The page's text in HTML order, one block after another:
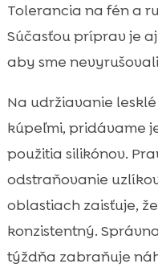
Tolerancia na fén a
Súčasťou príprav je
aby sme
Na udržiavanie
kúpeľmi, pridávame
použitia silikónov.
odstraňovanie
oblastiach zaisťuje,
konzistentný.
týždňa zabraňuje